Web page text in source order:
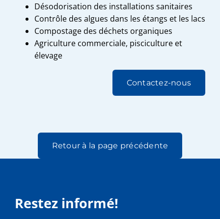
Désodorisation des installations sanitaires
Contrôle des algues dans les étangs et les lacs
Compostage des déchets organiques
Agriculture commerciale, pisciculture et
élevage
Contactez-nous
Retour à la page précédente
Restez informé!